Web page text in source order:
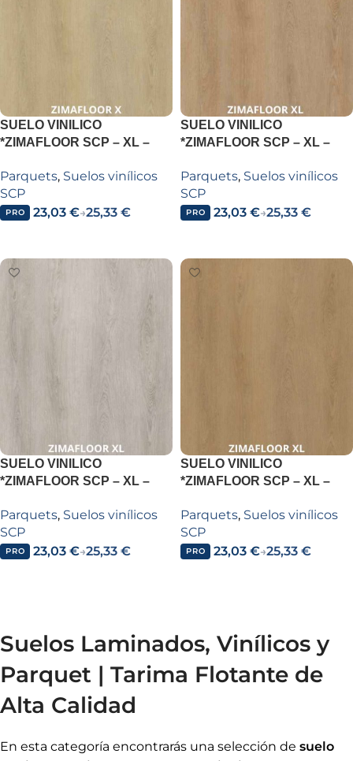
SUELO VINILICO
*ZIMAFLOOR SCP – XL –
OAK Z215
Parquets, Suelos vinílicos
SCP
PRO 23,03€→25,33€
SUELO VINILICO
*ZIMAFLOOR SCP – XL –
OAK Z212
Parquets, Suelos vinílicos
SCP
PRO 23,03€→25,33€
SUELO VINILICO
*ZIMAFLOOR SCP – XL –
OAK Z223
Parquets, Suelos vinílicos
SCP
PRO 23,03€→25,33€
SUELO VINILICO
*ZIMAFLOOR SCP – XL –
Z220
Parquets, Suelos vinílicos
SCP
PRO 23,03€→25,33€
Suelos Laminados, Vinílicos y
Parquet | Tarima Flotante de
Alta Calidad
En esta categoría encontrarás una selección de suelo